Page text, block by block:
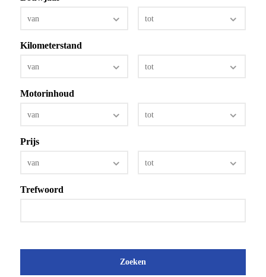
van tot
Kilometerstand
van tot
Motorinhoud
van tot
Prijs
van tot
Trefwoord